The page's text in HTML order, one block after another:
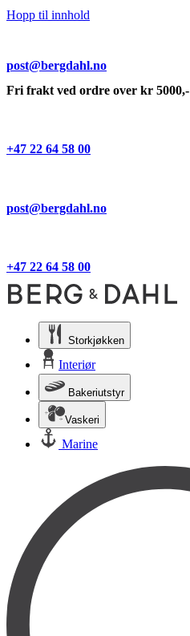
Hopp til innhold
post@bergdahl.no
Fri frakt ved ordre over kr 5000,-
+47 22 64 58 00
post@bergdahl.no
+47 22 64 58 00
Storkjøkken
Interiør
Bakeriutstyr
Vaskeri
Marine